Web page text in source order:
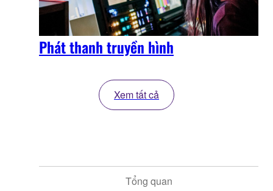
Phát thanh truyền hình
Xem tất cả
Tổng quan